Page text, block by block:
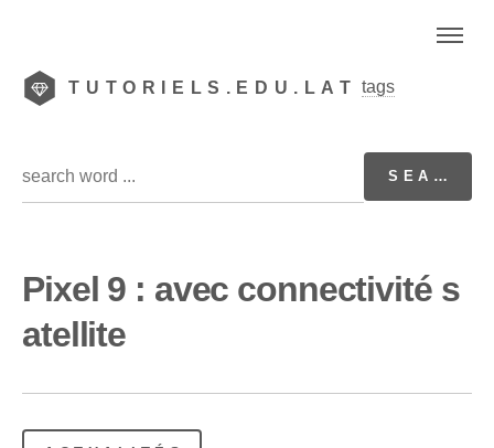
TUTORIELS.EDU.LAT tags
Pixel 9 : avec connectivité s
atellite